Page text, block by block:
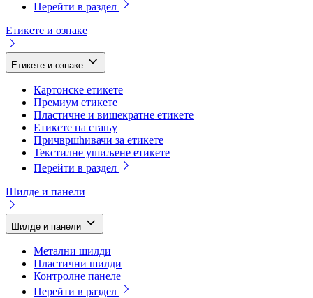
Перейти в раздел
Етикете и ознаке
Етикете и ознаке
Картонске етикете
Премиум етикете
Пластичне и вишекратне етикете
Етикете на стању
Причвршћивачи за етикете
Текстилне ушиљене етикете
Перейти в раздел
Шилде и панели
Шилде и панели
Метални шилди
Пластични шилди
Контролне панеле
Перейти в раздел